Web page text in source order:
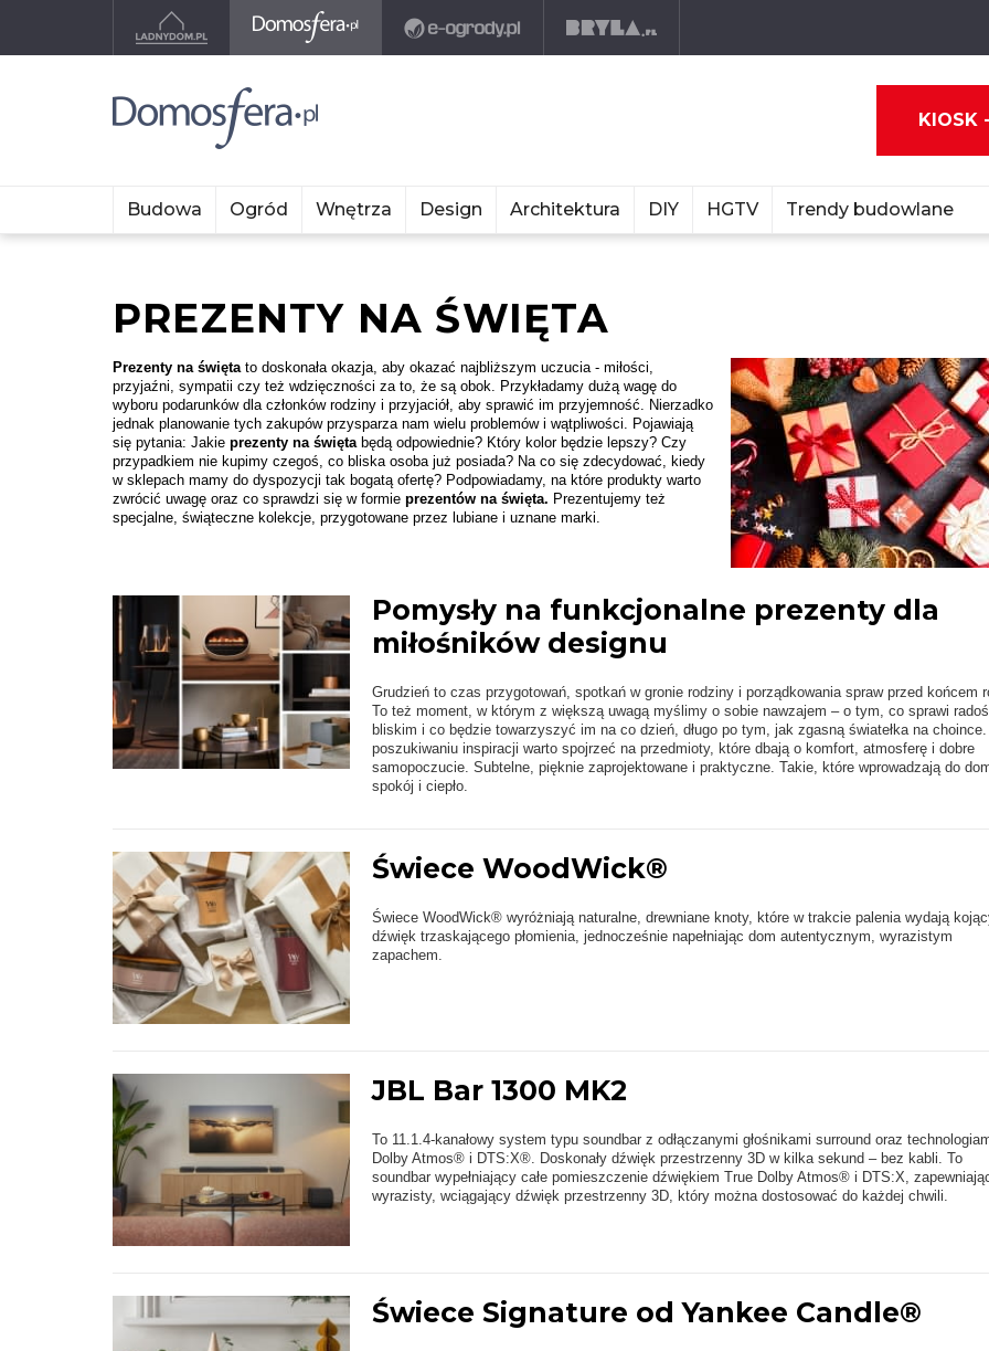
KIOSK
Budowa Ogród Wnętrza Design Architektura DIY HGTV Trendy budowlane
PREZENTY NA ŚWIĘTA
Prezenty na świętato doskonała okazja, aby okazać najbliższym uczucia - miłości,
przyjaźni, sympatii czy też wdzięczności za to, że są obok. Przykładamy dużą wagę do
wyboru podarunków dla członków rodziny i przyjaciół, aby sprawić im przyjemność. Nierzadko
jednak planowanie tych zakupów przysparza nam wielu problemów i wątpliwości. Pojawiają
się pytania: Jakie prezenty na świętabędą odpowiednie? Który kolor będzie lepszy? Czy
przypadkiem nie kupimy czegoś, co bliska osoba już posiada? Na co się zdecydować, kiedy
w sklepach mamy do dyspozycji tak bogatą ofertę? Podpowiadamy, na które produkty warto
zwrócić uwagę oraz co sprawdzi się w formie prezentów na święta. Prezentujemy też
specjalne, świąteczne kolekcje, przygotowane przez lubiane i uznane marki.
Pomysły na funkcjonalne prezenty dla
miłośników designu
Grudzień to czas przygotowań, spotkań w gronie rodziny i porządkowania spraw przed końcem
To też moment, w którym z większą uwagą myślimy o sobie nawzajem – o tym, co sprawi
bliskim i co będzie towarzyszyć im na co dzień, długo po tym, jak zgasną światełka na
poszukiwaniu inspiracji warto spojrzeć na przedmioty, które dbają o komfort, atmosferę i dobre
samopoczucie. Subtelne, pięknie zaprojektowane i praktyczne. Takie, które wprowadzają do
spokój i ciepło.
Świece WoodWick®
Świece WoodWick® wyróżniają naturalne, drewniane knoty, które w trakcie palenia wydają
dźwięk trzaskającego płomienia, jednocześnie napełniając dom autentycznym, wyrazistym
zapachem.
JBL Bar 1300 MK2
To 11.1.4-kanałowy system typu soundbar z odłączanymi głośnikami surround oraz
Dolby Atmos® i DTS:X®. Doskonały dźwięk przestrzenny 3D w kilka sekund – bez kabli. To
soundbar wypełniający całe pomieszczenie dźwiękiem True Dolby Atmos® i DTS:X,
wyrazisty, wciągający dźwięk przestrzenny 3D, który można dostosować do każdej chwili.
Świece Signature od Yankee Candle®